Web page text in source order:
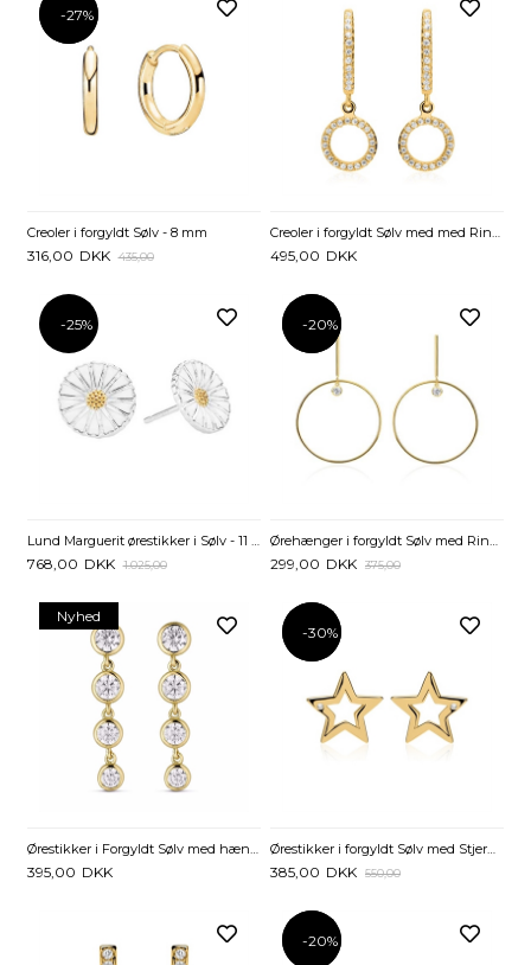
-27%
-27%
Creoler i forgyldt Sølv - 8 mm
316,00 DKK 435,00 495,00 DKK
-25%
Lund Marguerit ørestikker i Sølv - 11 mm
768,00 DKK 1.025,00
-20%
-20%
Ørehænger i forgyldt Sølv med Ringe og Zirkonia
299,00 DKK 375,00
Nyhed
Ørestikker i Forgyldt Sølv med hængende Zirkonia
395,00 DKK
-30%
-30%
Ørestikker i forgyldt Sølv med Stjerner og Zirkonia
385,00 DKK 550,00
-20%
-20%